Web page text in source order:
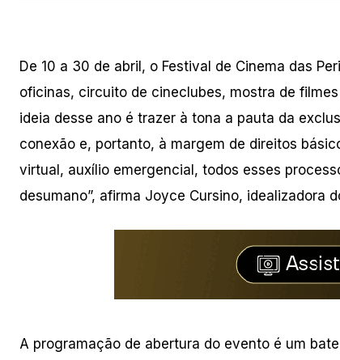
De 10 a 30 de abril, o Festival de Cinema das
oficinas, circuito de cineclubes, mostra de
ideia desse ano é trazer à tona a pauta da
conexão e, portanto, à margem de direitos
virtual, auxílio emergencial, todos esses
desumano”, afirma Joyce Cursino, idealizadora
A programação de abertura do evento é um